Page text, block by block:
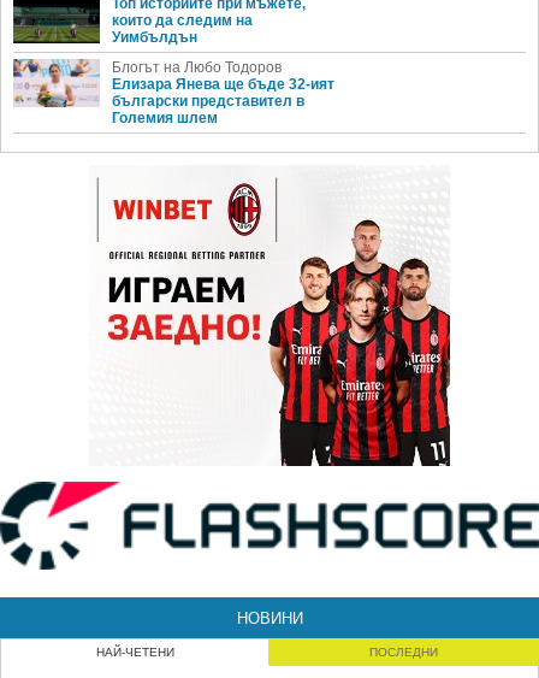
които да следим на
Уимбълдън
Блогът на Любо Тодоров
Елизара Янева ще бъде 32-ият
български представител в
Големия шлем
НОВИНИ
НАЙ-ЧЕТЕНИ ПОСЛЕДНИ